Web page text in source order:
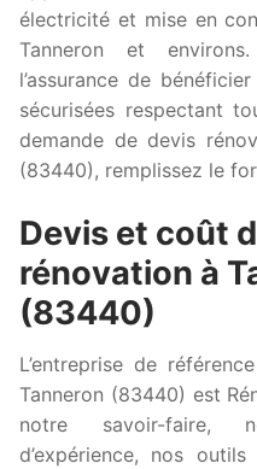
électricité et mise en
Tanneron et
l’assurance de
sécurisées respectant
demande de devis
(83440), remplissez le
Devis et coût
rénovation à
(83440)
L’entreprise de
Tanneron (83440) est
notre savoir-faire,
d’expérience, nos